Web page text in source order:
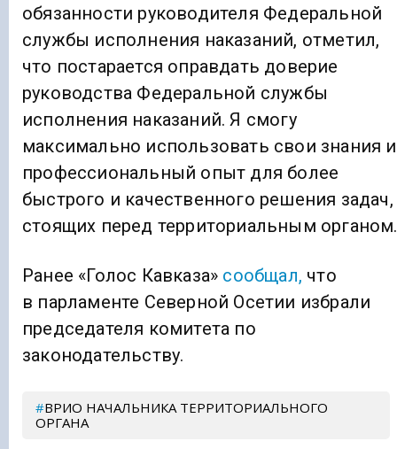
обязанности руководителя Федеральной
службы исполнения наказаний, отметил,
что постарается оправдать доверие
руководства Федеральной службы
исполнения наказаний. Я смогу
максимально использовать свои знания и
профессиональный опыт для более
быстрого и качественного решения задач,
стоящих перед территориальным органом.
Ранее «Голос Кавказа» сообщал, что
в парламенте Северной Осетии избрали
председателя комитета по
законодательству.
ВРИО НАЧАЛЬНИКА ТЕРРИТОРИАЛЬНОГО
ОРГАНА